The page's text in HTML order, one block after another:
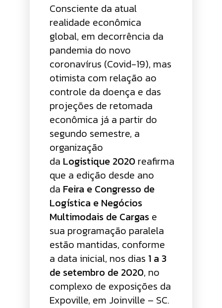
Consciente da atual
realidade econômica
global, em decorrência da
pandemia do novo
coronavírus (Covid-19), mas
otimista com relação ao
controle da doença e das
projeções de retomada
econômica já a partir do
segundo semestre, a
organização
da Logistique 2020 reafirma
que a edição desde ano
da Feira e Congresso de
Logística e Negócios
Multimodais de Cargas e
sua programação paralela
estão mantidas, conforme
a data inicial, nos dias 1 a 3
de setembro de 2020, no
complexo de exposições da
Expoville, em Joinville – SC.